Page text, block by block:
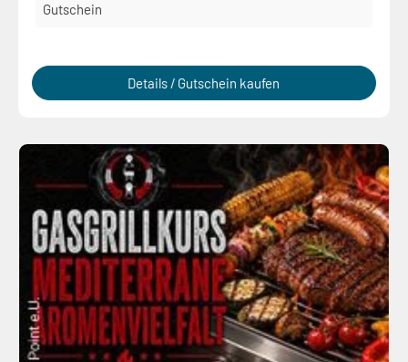
Gutschein
Details / Gutschein kaufen